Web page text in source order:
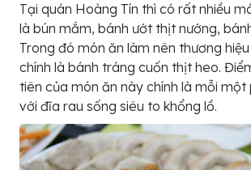
Tại quán Hoàng Tín thì có rất nhiều
là bún mắm, bánh ướt thịt nướng,
Trong đó món ăn làm nên thương
chính là bánh tráng cuốn thịt heo.
tiên của món ăn này chính là mỗi một
với đĩa rau sống siêu to khổng lồ.